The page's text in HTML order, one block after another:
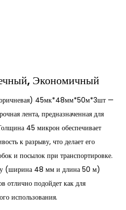
Экономичный
45мк*48мм*50м*3шт —
лента, предназначенная для
45 микрон обеспечивает
к разрыву, что делает его
и посылок при транспортировке.
(ширина 48 мм и длина 50 м)
отлично подойдет как для
использования.